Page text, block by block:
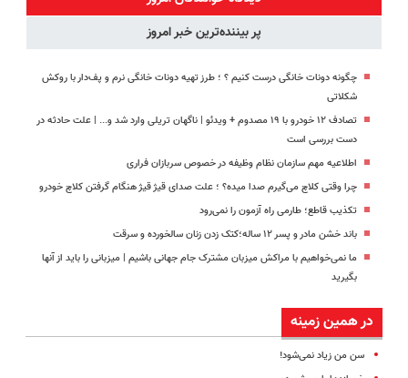
(پرسشنامه)
پر بیننده‌ترین خبر امروز
چگونه دونات خانگی درست کنیم ؟ ؛ طرز تهیه دونات خانگی نرم و پف‌دار با روکش
شکلاتی
تصادف ۱۲ خودرو با ۱۹ مصدوم + ویدئو | ناگهان تریلی وارد شد و... | علت حادثه در
دست بررسی است
اطلاعیه مهم سازمان نظام وظیفه در خصوص سربازان فراری
چرا وقتی کلاچ می‌گیرم صدا میده؟ ؛ علت صدای قیژ قیژ هنگام گرفتن کلاچ خودرو
تکذیب قاطع؛‌ طارمی راه آزمون را نمی‌رود
باند خشن مادر و پسر ۱۲ ساله؛‌کتک زدن زنان‌ سالخورده و سرقت
ما نمی‌خواهیم با مراکش میزبان مشترک جام جهانی باشیم |‌ میزبانی را باید از آنها
بگیرید
در همین زمینه
سن من زیاد نمی‌‌شود!